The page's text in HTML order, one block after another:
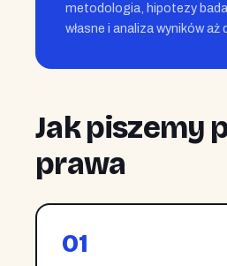
metodologia, hipotezy
własne i analiza wyników aż
Jak piszemy
prawa
01